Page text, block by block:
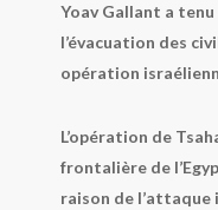
Yoav Gallant a
l’évacuation des
opération
L’opération de
frontalière de
raison de l’attaque